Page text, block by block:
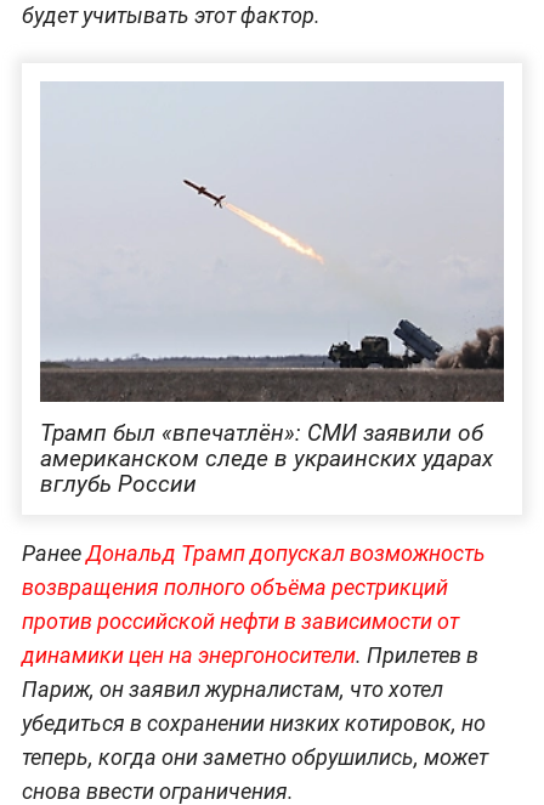
будет учитывать этот фактор.
Трамп был «впечатлён»: СМИ заявили об
американском следе в украинских ударах
вглубь России
РанееДональд Трамп допускал возможность
возвращения полного объёма рестрикций
против российской нефти в зависимости от
динамики цен на энергоносители. Прилетев в
Париж, он заявил журналистам, что хотел
убедиться в сохранении низких котировок, но
теперь, когда они заметно обрушились, может
снова ввести ограничения.